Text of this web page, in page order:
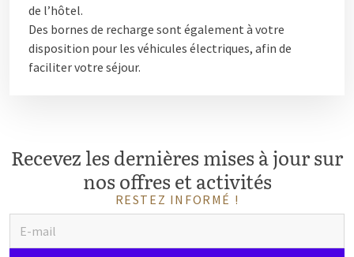
de l’hôtel.
Des bornes de recharge sont également à votre
disposition pour les véhicules électriques, afin de
faciliter votre séjour.
Recevez les dernières mises à jour sur
nos offres et activités
RESTEZ INFORMÉ !